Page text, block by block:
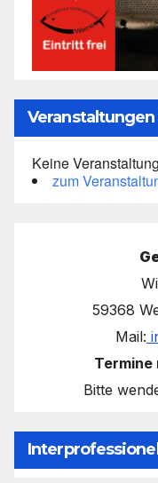
Veranstaltungen
Keine
zum
59368
Mail:
Termine
Bitte